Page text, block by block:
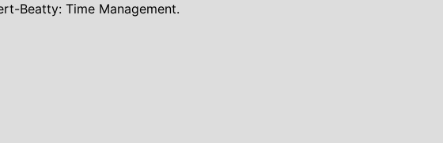
Beatty: Time Management.